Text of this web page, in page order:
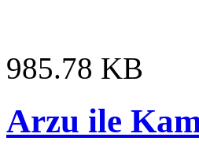
985.78 KB
Arzu ile